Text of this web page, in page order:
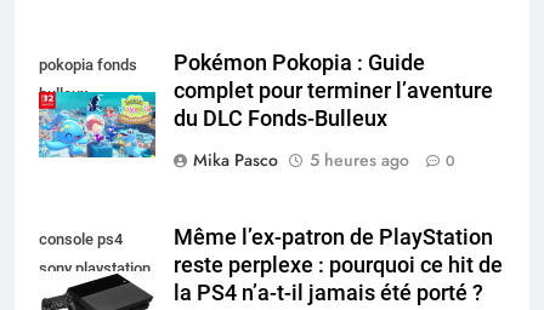
pokopia fonds
bulleux
Pokémon Pokopia : Guide
complet pour terminer l’aventure
du DLC Fonds-Bulleux
Mika Pasco
5 heures ago 0
console ps4
sony playstation
Même l’ex-patron de PlayStation
reste perplexe : pourquoi ce hit de
la PS4 n’a-t-il jamais été porté ?